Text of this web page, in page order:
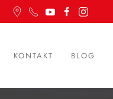
KONTAKT BLOG